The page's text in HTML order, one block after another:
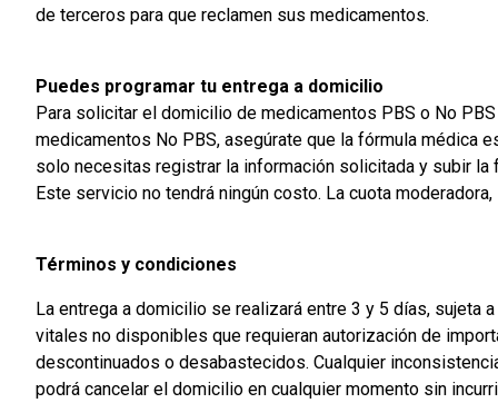
de terceros para que reclamen sus medicamentos.
Puedes programar tu entrega a domicilio
Para solicitar el domicilio de medicamentos PBS o No
medicamentos No PBS, asegúrate que la fórmula médica
solo necesitas registrar la información solicitada y subir la
Este servicio no tendrá ningún costo. La cuota
Términos y condiciones
La entrega a domicilio se realizará entre 3 y 5 días, sujeta
vitales no disponibles que requieran autorización de
descontinuados o desabastecidos. Cualquier
podrá cancelar el domicilio en cualquier momento sin